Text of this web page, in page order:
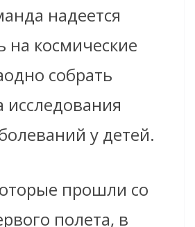
надеется
на космические
собрать
исследования
у детей.
прошли со
полета, в